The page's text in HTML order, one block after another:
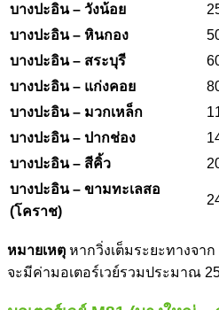
บางปะอิน – วังน้อย
บางปะอิน – หินกอง
บางปะอิน – สระบุรี
บางปะอิน – แก่งคอย
บางปะอิน – มวกเหล็ก
บางปะอิน – ปากช่อง
บางปะอิน – สีคิ้ว
บางปะอิน – ขามทะเลสอ
(โคราช)
หมายเหตุ หากวิ่งเต็มระยะทางจา
จะมีค่ามอเตอร์เวย์รวมประมาณ